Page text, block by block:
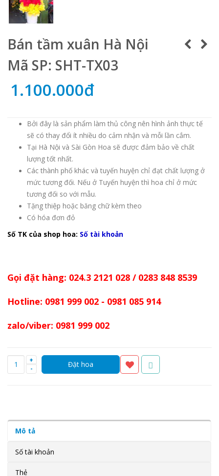
Bán tầm xuân Hà Nội
Mã SP: SHT-TX03
1.100.000đ
Bởi đây là sản phẩm làm thủ công nên hình ảnh thực tế
sẽ có thay đổi ít nhiều do cảm nhận và mỗi lần cắm.
Tại Hà Nội và Sài Gòn Hoa sẽ được đảm bảo về chất
lượng tốt nhất.
Các thành phố khác và tuyến huyện chỉ đạt chất lượng ở
mức tương đối. Nếu ở Tuyến huyện thì hoa chỉ ở mức
tương đối so với mẫu.
Tặng thiệp hoặc băng chữ kèm theo
Có hóa đơn đỏ
Số TK của shop hoa: Số tài khoản
Gọi đặt hàng: 024.3 2121 028 / 0283 848 8539
Hotline: 0981 999 002 - 0981 085 914
zalo/viber: 0981 999 002
-
+
Mô tả
Số tài khoản
Thẻ